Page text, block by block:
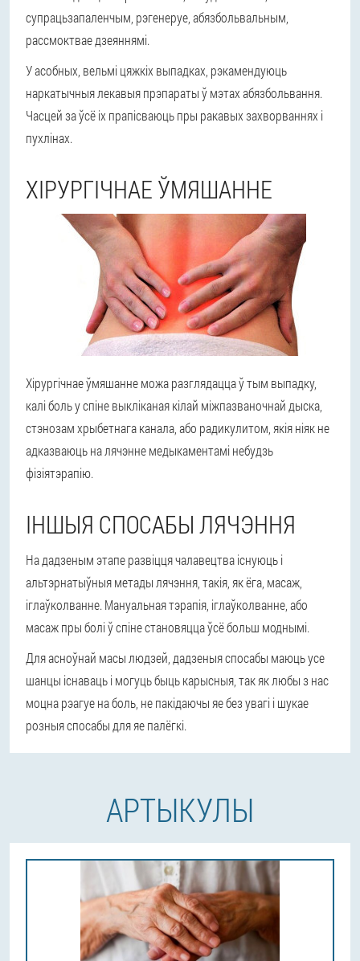
супрацьзапаленчым, рэгенеруе, абязбольвальным,
рассмоктвае дзеяннямі.
У асобных, вельмі цяжкіх выпадках, рэкамендуюць
наркатычныя лекавыя прэпараты ў мэтах абязбольвання.
Часцей за ўсё іх прапісваюць пры ракавых захворваннях і
пухлінах.
ХІРУРГІЧНАЕ ЎМЯШАННЕ
Хірургічнае ўмяшанне можа разглядацца ў тым выпадку,
калі боль у спіне выкліканая кілай міжпазваночнай дыска,
стэнозам хрыбетнага канала, або радикулитом, якія ніяк не
адказваюць на лячэнне медыкаментамі небудзь
фізіятэрапію.
ІНШЫЯ СПОСАБЫ ЛЯЧЭННЯ
На дадзеным этапе развіцця чалавецтва існуюць і
альтэрнатыўныя метады лячэння, такія, як ёга, масаж,
іглаўколванне. Мануальная тэрапія, іглаўколванне, або
масаж пры болі ў спіне становяцца ўсё больш моднымі.
Для асноўнай масы людзей, дадзеныя спосабы маюць усе
шанцы існаваць і могуць быць карысныя, так як любы з нас
моцна рэагуе на боль, не пакідаючы яе без увагі і шукае
розныя спосабы для яе палёгкі.
АРТЫКУЛЫ